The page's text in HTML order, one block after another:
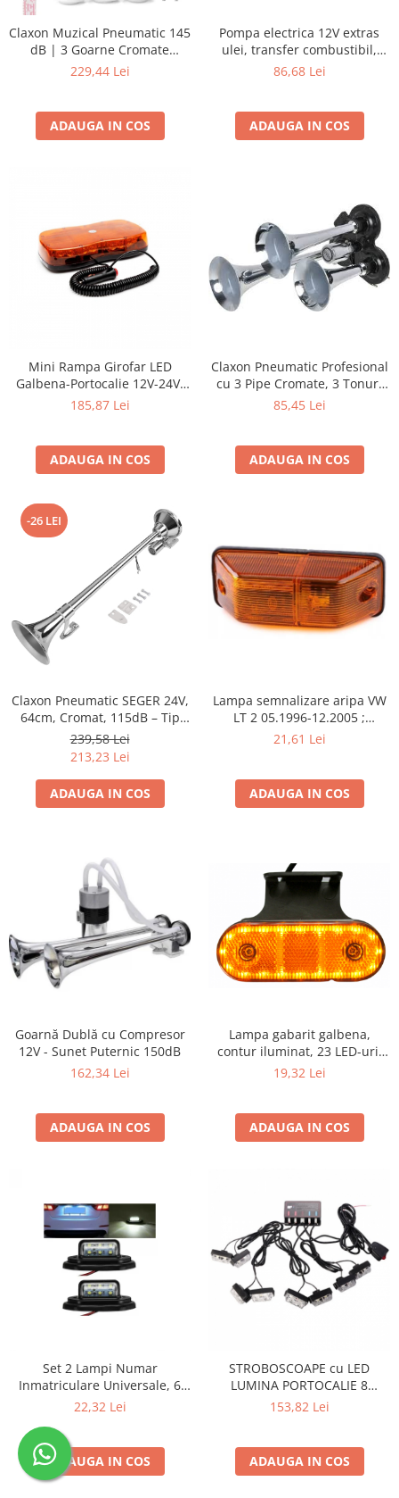
Claxon Muzical Pneumatic 145
dB | 3 Goarne Cromate
Premium | 6 Melodii
229,44 Lei
ADAUGA IN COS
Pompa electrica 12V extras
ulei, transfer combustibil,
motorina 60W
86,68 Lei
ADAUGA IN COS
Mini Rampa Girofar LED
Galbena-Portocalie 12V-24V,
20 LED-uri, Prindere
185,87 Lei
ADAUGA IN COS
Claxon Pneumatic Profesional
cu 3 Pipe Cromate, 3 Tonuri
Muzicale, 12V/24V, 150dB,
85,45 Lei
ADAUGA IN COS
-26 LEI
Claxon Pneumatic SEGER 24V,
64cm, Cromat, 115dB – Tip
Marin/Camion/Rulota
239,58 Lei
213,23 Lei
ADAUGA IN COS
Lampa semnalizare aripa VW
LT 2 05.1996-12.2005 ;
Mercedes Sprinter 1995-2002,
Euroliner,
Starliner,Centroliner,
21,61 Lei
ADAUGA IN COS
Goarnă Dublă cu Compresor
12V - Sunet Puternic 150dB
162,34 Lei
ADAUGA IN COS
Lampa gabarit galbena,
contur iluminat, 23 LED-uri,
cu suport
19,32 Lei
ADAUGA IN COS
Set 2 Lampi Numar
Inmatriculare Universale, 6
LED-uri, 12V-24V, Lumina Alb
22,32 Lei
ADAUGA IN COS
STROBOSCOAPE cu LED
LUMINA PORTOCALIE 8
proiectoare cu telecomanda
153,82 Lei
ADAUGA IN COS